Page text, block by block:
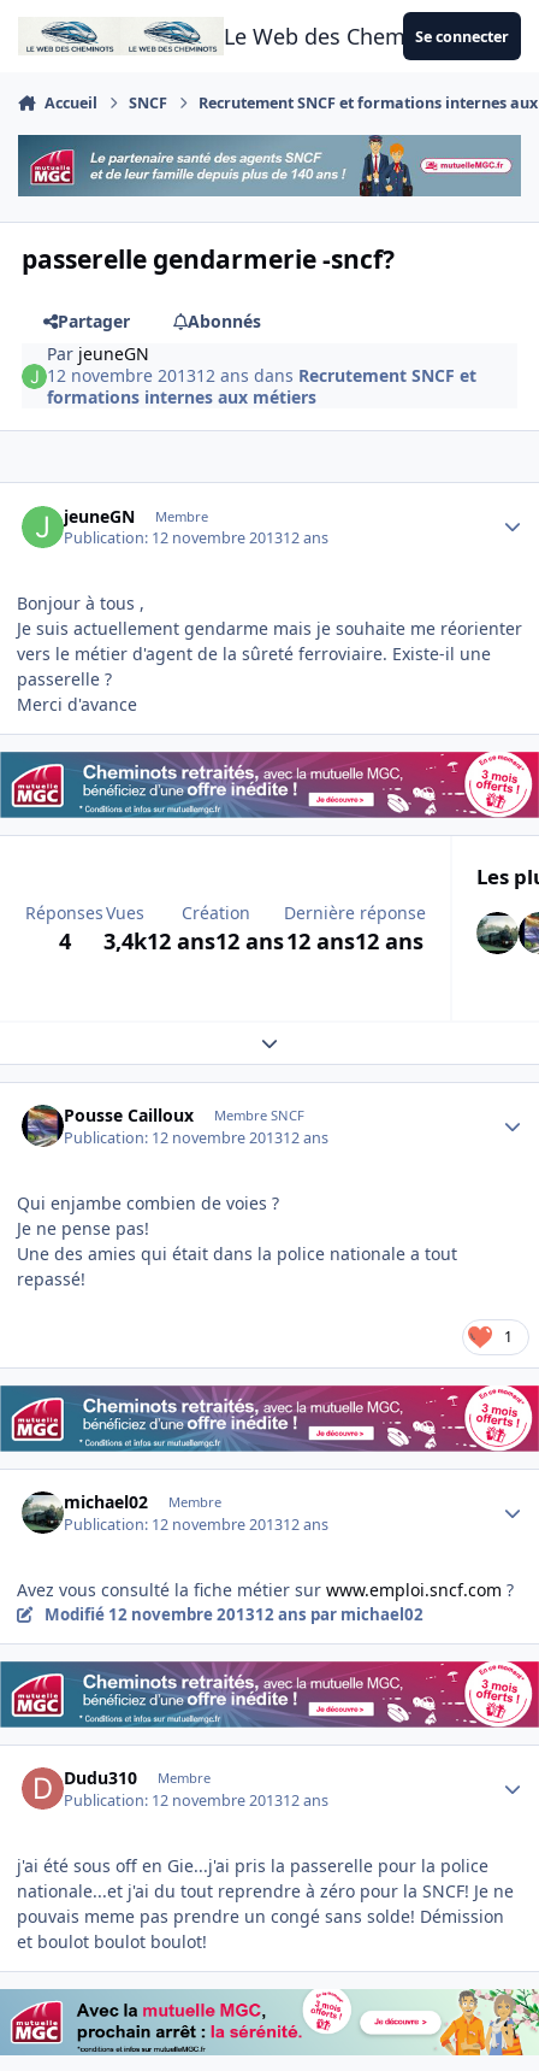
Aller au contenu
Le Web des CheminotsSe connecter
Accueil SNCF Recrutement SNCF et formations internes
passerelle gendarmerie -sncf?
Partager
Abonnés
Par jeuneGN
12 novembre 201312 ans dans Recrutement SNCF et
formations internes aux métiers
jeuneGN Membre
Publication: 12 novembre 201312 ans
Bonjour à tous ,
Je suis actuellement gendarme mais je souhaite me réorienter
vers le métier d'agent de la sûreté ferroviaire. Existe-il une
passerelle ?
Merci d'avance
Réponses
4
Vues
3,4k
Création
12 ans12 ans
Dernière réponse
12 ans12 ans
Les
Expand topic overview
Pousse Cailloux Membre SNCF
Publication: 12 novembre 201312 ans
Qui enjambe combien de voies ?
Je ne pense pas!
Une des amies qui était dans la police nationale a tout
repassé!
1
michael02 Membre
Publication: 12 novembre 201312 ans
Avez vous consulté la fiche métier sur www.emploi.sncf.com ?
Modifié 12 novembre 201312 ans par michael02
Dudu310 Membre
Publication: 12 novembre 201312 ans
j'ai été sous off en Gie...j'ai pris la passerelle pour la police
nationale...et j'ai du tout reprendre à zéro pour la SNCF! Je ne
pouvais meme pas prendre un congé sans solde! Démission
et boulot boulot boulot!